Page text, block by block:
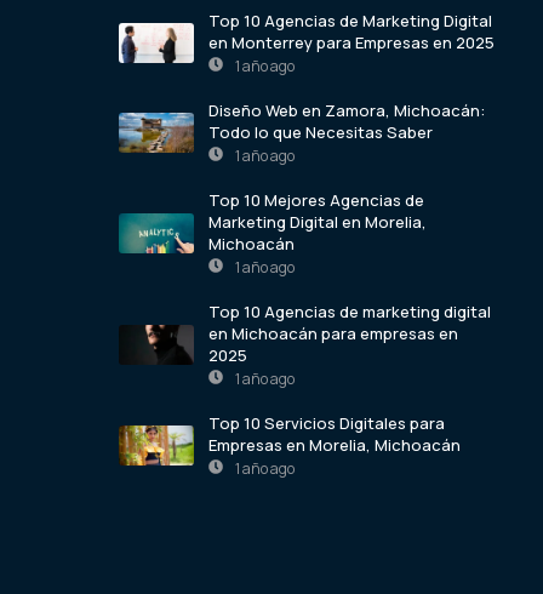
Top 10 Agencias de Marketing Digital
en Monterrey para Empresas en 2025
1 año ago
Diseño Web en Zamora, Michoacán:
Todo lo que Necesitas Saber
1 año ago
Top 10 Mejores Agencias de
Marketing Digital en Morelia,
Michoacán
1 año ago
Top 10 Agencias de marketing digital
en Michoacán para empresas en
2025
1 año ago
Top 10 Servicios Digitales para
Empresas en Morelia, Michoacán
1 año ago